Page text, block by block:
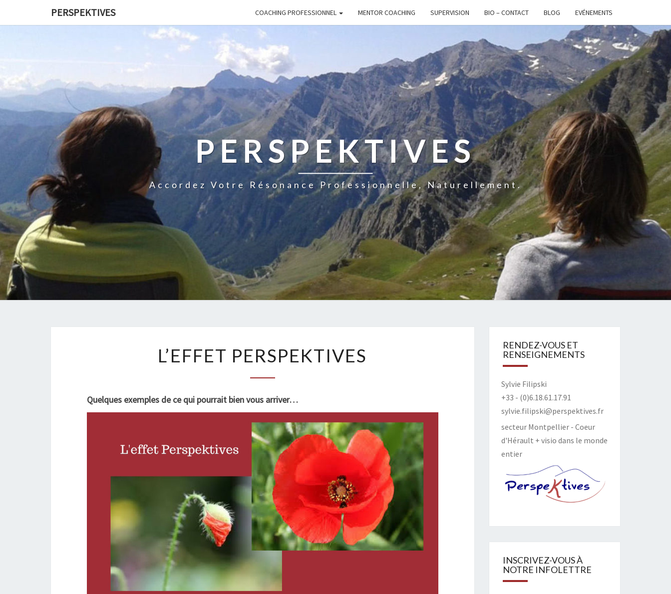
PERSPEKTIVES COACHING PROFESSIONNEL MENTOR COACHING SUPERVISION BIO – CONTACT BLOG EVÉNEMENTS
PERSPEKTIVES
Accordez Votre Résonance Professionnelle, Naturellement.
’
F
E
P
E
R
P
E
K
T
I
V
E
L’EFFET PERSPEKTIVES
Quelques exemples de ce qui pourrait bien vous arriver…
RENDEZ-VOUS ET
RENSEIGNEMENTS
Sylvie Filipski
+33 - (0)6.18.61.17.91
sylvie.filipski@perspektives.fr
secteur Montpellier - Coeur
d'Hérault + visio dans le monde
entier
INSCRIVEZ-VOUS À
NOTRE INFOLETTRE